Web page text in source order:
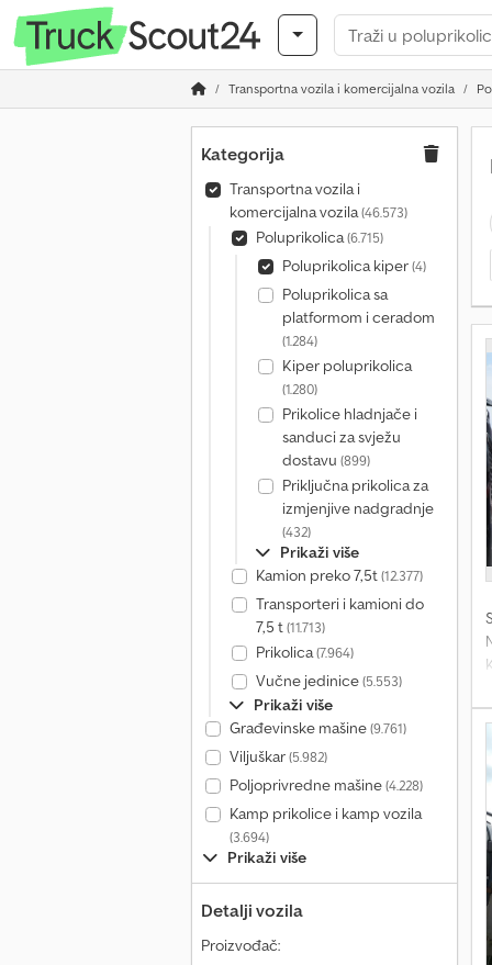
Transportna vozila i komercijalna vozila
Kategorija
Transportna vozila i
komercijalna vozila(46.573)
Poluprikolica(6.715)
Poluprikolica kiper(4)
Poluprikolica sa
platformom i ceradom
(1.284)
Kiper poluprikolica
(1.280)
Prikolice hladnjače i
sanduci za svježu
dostavu (899)
Priključna prikolica za
izmjenjive nadgradnje
(432)
Prikaži više
Kamion preko 7,5t(12.377)
Transporteri i kamioni do
7,5 t(11.713)
Prikolica(7.964)
Vučne jedinice(5.553)
Prikaži više
Građevinske mašine(9.761)
Viljuškar(5.982)
Poljoprivredne mašine(4.228)
Kamp prikolice i kamp vozila
(3.694)
Prikaži više
Detalji vozila
Proizvođač: